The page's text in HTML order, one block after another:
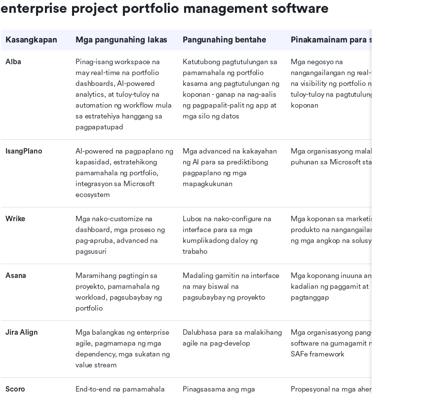
enterprise project portfolio management software
Kasangkapan Mga pangunahing lakas Pangunahing bentahe Pinakamainam para sa
Alba
Pinag-isang workspace na
may real-time na portfolio
dashboards, AI-powered
analytics, at tuloy-tuloy na
automation ng workflow mula
sa estratehiya hanggang sa
pagpapatupad
Katutubong pagtutulungan sa
pamamahala ng portfolio
kasama ang pagtutulungan ng
koponan - ganap na nag-aalis
ng pagpapalit-palit ng app at
mga silo ng datos
Mga negosyo na
nangangailangan ng real-time
na visibility ng portfolio na may
tuloy-tuloy na pagtutulungan ng
koponan
IsangPlano
AI-powered na pagpaplano ng
kapasidad, estratehikong
pamamahala ng portfolio,
integrasyon sa Microsoft
ecosystem
Mga advanced na kakayahan
ng AI para sa prediktibong
pagpaplano ng mga
mapagkukunan
Mga organisasyong malaki ang
puhunan sa Microsoft stack
Wrike
Mga nako-customize na
dashboard, mga proseso ng
pag-apruba, advanced na
pagsusuri
Lubos na nako-configure na
interface para sa mga
kumplikadong daloy ng
trabaho
Mga koponan sa marketing at
produkto na nangangailangan
ng mga angkop na solusyon
Asana
Maramihang pagtingin sa
proyekto, pamamahala ng
workload, pagsubaybay ng
portfolio
Madaling gamitin na interface
na may biswal na
pagsubaybay ng proyekto
Mga koponang inuuna ang
kadalian ng paggamit at
pagtanggap
Jira Align
Mga balangkas ng enterprise
agile, pagmamapa ng mga
dependency, mga sukatan ng
value stream
Dalubhasa para sa malakihang
agile na pag-develop
Mga organisasyong pang-
software na gumagamit ng
SAFe framework
Scoro
End-to-end na pamamahala
Pinagsasama ang mga
Propesyonal na mga ahensya